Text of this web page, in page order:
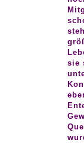
sie